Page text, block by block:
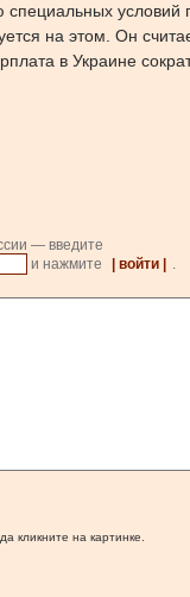
условий
на этом. Он
в Украине
— введите
и нажмите | войти |
.
кликните на картинке.